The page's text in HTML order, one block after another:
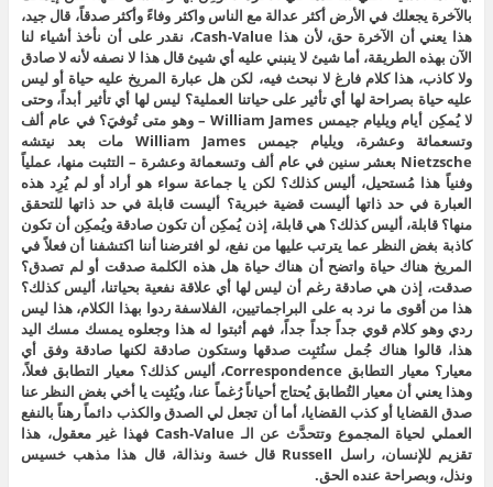
بالآخرة يجعلك في الأرض أكثر عدالة مع الناس واكثر وفاءً وأكثر صدقاً، قال جيد،
هذا يعني أن الآخرة حق، لأن هذا Cash-Value، نقدر على أن نأخذ أشياء لنا
الآن بهذه الطريقة، أما شيئ لا ينبني عليه أي شيئ قال هذا لا نصفه لأنه لا صادق
ولا كاذب، هذا كلام فارغ لا نبحث فيه، لكن هل عبارة المريخ عليه حياة أو ليس
عليه حياة بصراحة لها أي تأثير على حياتنا العملية؟ ليس لها أي تأثير أبداً، وحتى
لا يُمكِن أيام ويليام جيمس William James – وهو متى تُوفيَ؟ في عام ألف
وتسعمائة وعشرة، ويليام جيمس William James مات بعد نيتشه
Nietzsche بعشر سنين في عام ألف وتسعمائة وعشرة – التثبت منها، عملياً
وفنياً هذا مُستحيل، أليس كذلك؟ لكن يا جماعة سواء هو أراد أو لم يُرِد هذه
العبارة في حد ذاتها أليست قضية خبرية؟ أليست قابلة في حد ذاتها للتحقق
منها؟ قابلة، أليس كذلك؟ هي قابلة، إذن يُمكِن أن تكون صادقة ويُمكِن أن تكون
كاذبة بغض النظر عما يترتب عليها من نفع، لو افترضنا أننا اكتشفنا أن فعلاً في
المريخ هناك حياة واتضح أن هناك حياة هل هذه الكلمة صدقت أو لم تصدق؟
صدقت، إذن هي صادقة رغم أن ليس لها أي علاقة نفعية بحياتنا، أليس كذلك؟
هذا من أقوى ما نرد به على البراجماتيين، الفلاسفة ردوا بهذا الكلام، هذا ليس
ردي وهو كلام قوي جداً جداً جداً، فهم أثبتوا له هذا وجعلوه يمسك مسك اليد
هذا، قالوا هناك جُمل سنُثبِت صدقها وستكون صادقة لكنها صادقة وفق أي
معيار؟ معيار التطابق Correspondence، أليس كذلك؟ معيار التطابق فعلاً،
وهذا يعني أن معيار التُطابق يُحتاج أحياناً رُغماً عنا، ويُثبِت يا أخي بغض النظر عنا
صدق القضايا أو كذب القضايا، أما أن تجعل لي الصدق والكذب دائماً رهناً بالنفع
العملي لحياة المجموع وتتحدَّث عن الـ Cash-Value فهذا غير معقول، هذا
تقزيم للإنسان، راسل Russell قال خسة ونذالة، قال هذا مذهب خسيس
ونذل، وبصراحة عنده الحق.